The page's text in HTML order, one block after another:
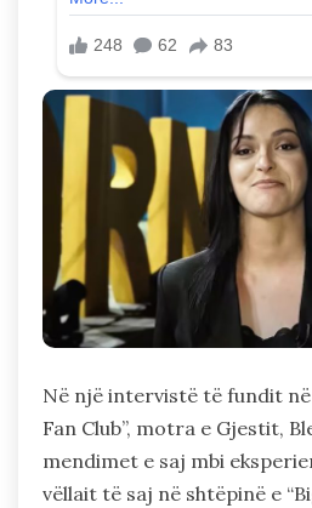
Në një intervistë të fundit
Fan Club”, motra e Gjestit,
mendimet e saj mbi
vëllait të saj në shtëpinë e